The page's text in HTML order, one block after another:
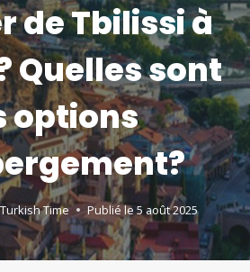
de Tbilissi à
Quelles sont
options
Time Publié le 5 août 2025